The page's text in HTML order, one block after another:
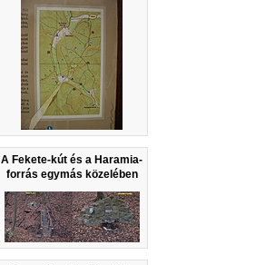
A Fekete-kút és a Haramia-
forrás egymás közelében